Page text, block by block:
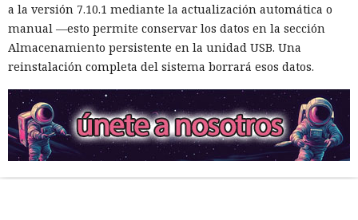
a la versión 7.10.1 mediante la actualización automática o
manual —esto permite conservar los datos en la sección
Almacenamiento persistente en la unidad USB. Una
reinstalación completa del sistema borrará esos datos.